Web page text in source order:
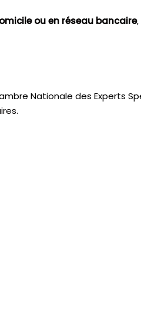
ou en réseau bancaire
Nationale des Experts